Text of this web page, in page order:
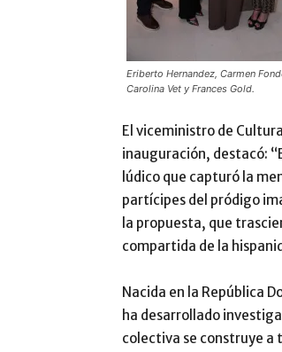
Eriberto Hernandez, Carmen
Carolina Vet y Frances Gold.
El viceministro de
inauguración, destacó:
lúdico que capturó la
partícipes del pródigo
la propuesta, que
compartida de la
Nacida en la República
ha desarrollado
colectiva se construye a